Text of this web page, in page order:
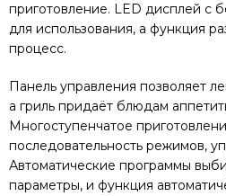
приготовление. LED дисплей с
для использования, а функция
процесс.
Панель управления позволяет
а гриль придаёт блюдам
Многоступенчатое
последовательность режимов,
Автоматические программы
параметры, и функция